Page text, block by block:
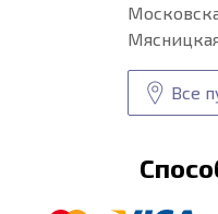
Все